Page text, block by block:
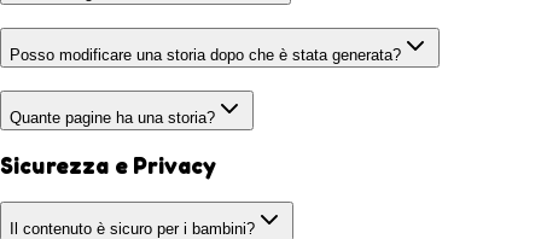
Posso modificare una storia dopo che è stata generata?
Quante pagine ha una storia?
Sicurezza e Privacy
Il contenuto è sicuro per i bambini?